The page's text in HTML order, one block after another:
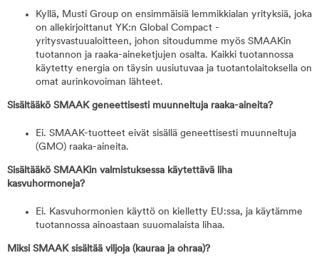
Kyllä, Musti Group on ensimmäisiä lemmikkialan yrityksiä, joka
on allekirjoittanut YK:n Global Compact -
yritysvastuualoitteen, johon sitoudumme myös SMAAKin
tuotannon ja raaka-aineketjujen osalta. Kaikki tuotannossa
käytetty energia on täysin uusiutuvaa ja tuotantolaitoksella on
omat aurinkovoiman lähteet.
Sisältääkö SMAAK geneettisesti muunneltuja raaka-aineita?
Ei. SMAAK-tuotteet eivät sisällä geneettisesti muunneltuja
(GMO) raaka-aineita.
Sisältääkö SMAAKin valmistuksessa käytettävä liha
kasvuhormoneja?
Ei. Kasvuhormonien käyttö on kielletty EU:ssa, ja käytämme
tuotannossa ainoastaan suuomalaista lihaa.
Miksi SMAAK sisältää viljoja (kauraa ja ohraa)?